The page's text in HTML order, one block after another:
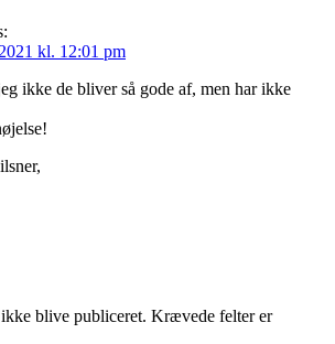
kl. 12:01 pm
ikke de bliver så gode af, men har ikke
blive publiceret. Krævede felter er